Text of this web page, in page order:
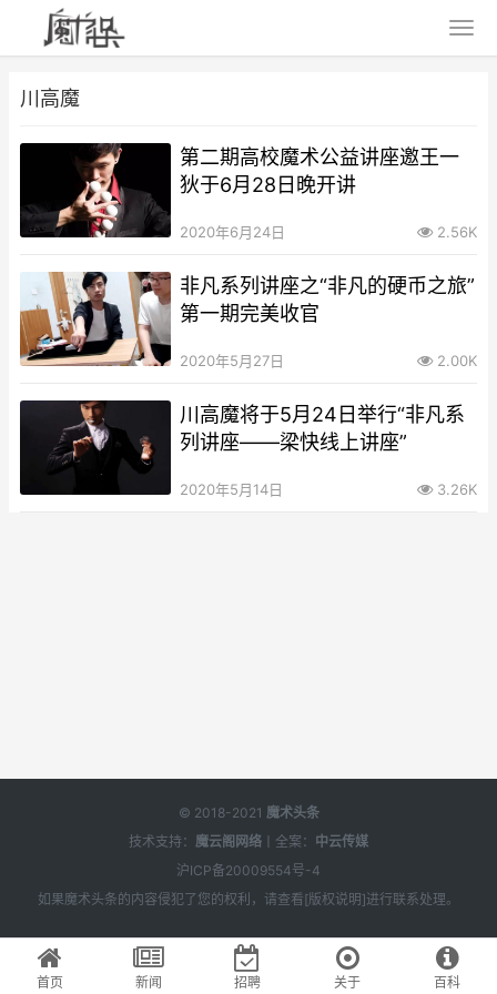
川高魔
第二期高校魔术公益讲座邀王一
狄于6月28日晚开讲
2020年6月24日 2.56K
非凡系列讲座之“非凡的硬币之旅”
第一期完美收官
2020年5月27日 2.00K
川高魔将于5月24日举行“非凡系
列讲座——梁快线上讲座”
2020年5月14日 3.26K
© 2018-2021 魔术头条
技术支持： 魔云阁网络 丨全案： 中云传媒
沪ICP备20009554号-4
如果 魔术头条的内容侵犯了您的权利，请查看[版权说明 ]进行联系处理。
首页 新闻 招聘 关于 百科